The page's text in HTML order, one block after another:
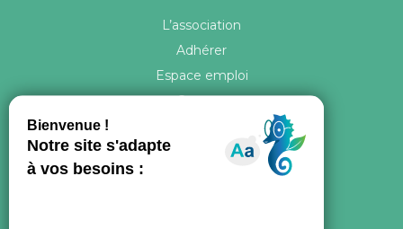
L’association
Adhérer
Espace emploi
Contact